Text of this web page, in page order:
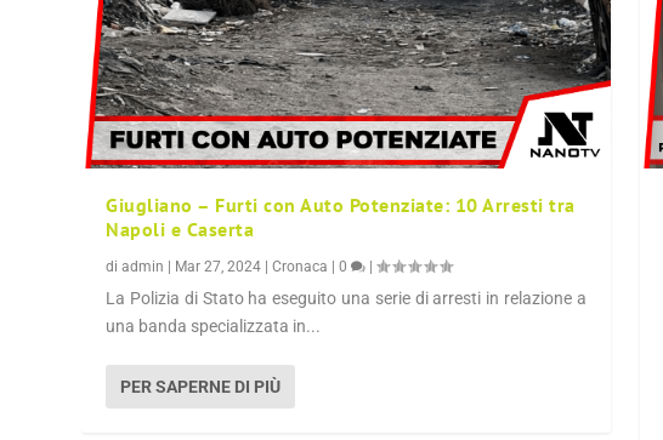
Giugliano – Furti con Auto Potenziate: 10 Arresti tra
Napoli e Caserta
diadmin Mar 27, 2024 |Cronaca |0 |
La Polizia di Stato ha eseguito una serie di arresti in relazione a
una banda specializzata in...
PER SAPERNE DI PIÙ